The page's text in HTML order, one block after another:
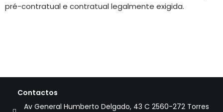
pré-contratual e contratual legalmente exigida.
Contactos
Av General Humberto Delgado, 43 C 2560-272 Torres